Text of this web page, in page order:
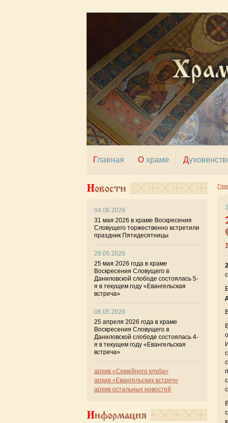
Главная О храме
26 октября
Новости
04.06.2026
31 мая 2026 в храме Воскресения
Словущего торжественно встретили
праздник Пятидесятницы
29.05.2026
25 мая 2026 года в храме
Воскресения Словущего в
Даниловской слободе состоялась 5-
я в текущем году «Евангельская
встреча»
06.05.2026
25 апреля 2026 года в храме
Воскресения Словущего в
Даниловской слободе состоялась 4-
я в текущем году «Евангельская
встреча»
архив «Семейного клуба»
архив «Евангельских встреч»
архив остальных новостей
Информация